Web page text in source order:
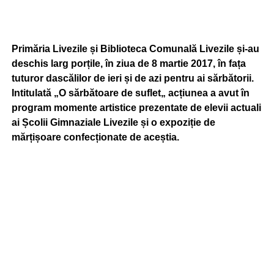
Primăria Livezile și Biblioteca Comunală Livezile și-au
deschis larg porțile, în ziua de 8 martie 2017, în fața
tuturor dascălilor de ieri și de azi pentru ai sărbătorii.
Intitulată „O sărbătoare de suflet„ acțiunea a avut în
program momente artistice prezentate de elevii actuali
ai Școlii Gimnaziale Livezile și o expoziție de
mărțișoare confecționate de aceștia.